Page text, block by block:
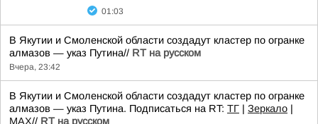
01:03
В Якутии и Смоленской области создадут кластер по огранке
алмазов — указ Путина// RT на русском
Вчера, 23:42
В Якутии и Смоленской области создадут кластер по огранке
алмазов — указ Путина. Подписаться на RT: ТГ | Зеркало |
MAX// RT на русском